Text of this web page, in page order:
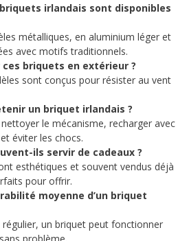
irlandais sont disponibles
métalliques, en aluminium léger et
avec motifs traditionnels.
briquets en extérieur ?
sont conçus pour résister au vent
un briquet irlandais ?
le mécanisme, recharger avec
éviter les chocs.
ils servir de cadeaux ?
esthétiques et souvent vendus déjà
pour offrir.
moyenne d’un briquet
un briquet peut fonctionner